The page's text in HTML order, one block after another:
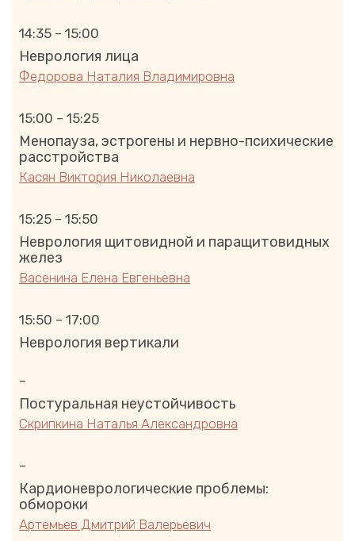
14:35 – 15:00
Неврология лица
Федорова Наталия Владимировна
15:00 – 15:25
Менопауза, эстрогены и нервно-психические
расстройства
Касян Виктория Николаевна
15:25 – 15:50
Неврология щитовидной и паращитовидных
желез
Васенина Елена Евгеньевна
15:50 – 17:00
Неврология вертикали
–
Постуральная неустойчивость
Скрипкина Наталья Александровна
–
Кардионеврологические проблемы:
обмороки
Артемьев Дмитрий Валерьевич